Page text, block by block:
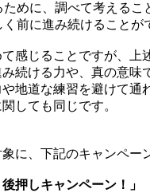
めに、調べて考えるこ
前に進み続けることが
感じることですが、上
続ける力や、真の意味
地道な練習を避けて通
しても同じです。
に、下記のキャンペー
押しキャンペーン！」